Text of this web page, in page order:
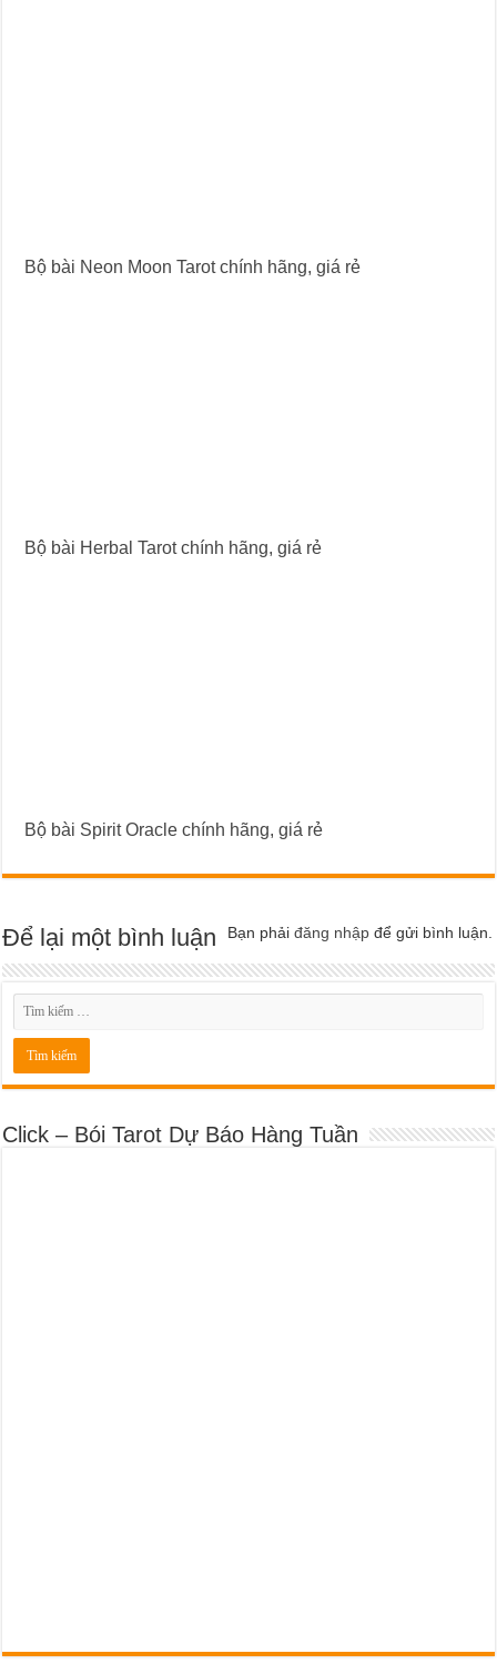
Bộ bài Neon Moon Tarot chính hãng, giá rẻ
Bộ bài Herbal Tarot chính hãng, giá rẻ
Bộ bài Spirit Oracle chính hãng, giá rẻ
Để lại một bình luận Bạn phảiđăng nhập để gửi bình luận.
Click – Bói Tarot Dự Báo Hàng Tuần